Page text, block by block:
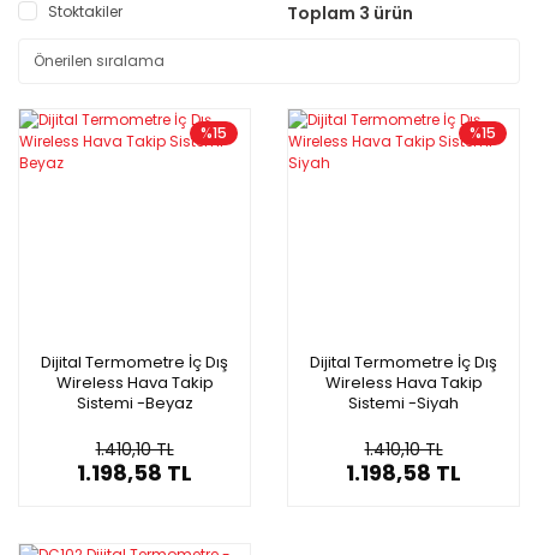
Stoktakiler Toplam 3 ürün
%15
Dijital Termometre İç Dış
Wireless Hava Takip
Sistemi -Beyaz
1.410,10 TL
1.198,58 TL
%15
Dijital Termometre İç Dış
Wireless Hava Takip
Sistemi -Siyah
1.410,10 TL
1.198,58 TL